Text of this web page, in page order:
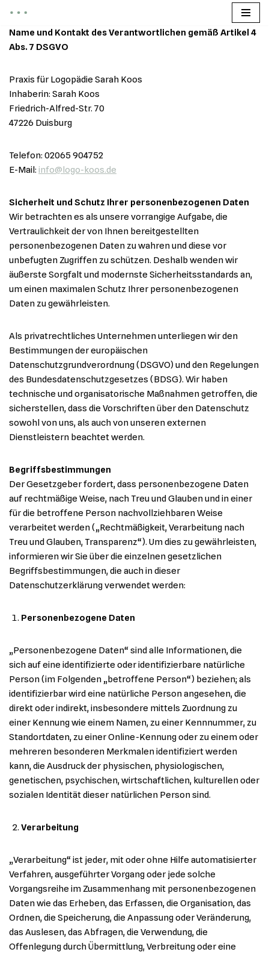
Zum
Inhalt
Name und Kontakt des Verantwortlichen gemäß Artikel 4
Abs. 7 DSGVO
Praxis für Logopädie Sarah Koos
Inhaberin: Sarah Koos
Friedrich-Alfred-Str. 70
47226 Duisburg
Telefon: 02065 904752
E-Mail: info@logo-koos.de
Sicherheit und Schutz Ihrer personenbezogenen Daten
Wir betrachten es als unsere vorrangige Aufgabe, die
Vertraulichkeit der von Ihnen bereitgestellten
personenbezogenen Daten zu wahren und diese vor
unbefugten Zugriffen zu schützen. Deshalb wenden wir
äußerste Sorgfalt und modernste Sicherheitsstandards an,
um einen maximalen Schutz Ihrer personenbezogenen
Daten zu gewährleisten.
Als privatrechtliches Unternehmen unterliegen wir den
Bestimmungen der europäischen
Datenschutzgrundverordnung (DSGVO) und den Regelungen
des Bundesdatenschutzgesetzes (BDSG). Wir haben
technische und organisatorische Maßnahmen getroffen, die
sicherstellen, dass die Vorschriften über den Datenschutz
sowohl von uns, als auch von unseren externen
Dienstleistern beachtet werden.
Begriffsbestimmungen
Der Gesetzgeber fordert, dass personenbezogene Daten
auf rechtmäßige Weise, nach Treu und Glauben und in einer
für die betroffene Person nachvollziehbaren Weise
verarbeitet werden („Rechtmäßigkeit, Verarbeitung nach
Treu und Glauben, Transparenz“). Um dies zu gewährleisten,
informieren wir Sie über die einzelnen gesetzlichen
Begriffsbestimmungen, die auch in dieser
Datenschutzerklärung verwendet werden:
Personenbezogene Daten
„Personenbezogene Daten“ sind alle Informationen, die
sich auf eine identifizierte oder identifizierbare natürliche
Person (im Folgenden „betroffene Person“) beziehen; als
identifizierbar wird eine natürliche Person angesehen, die
direkt oder indirekt, insbesondere mittels Zuordnung zu
einer Kennung wie einem Namen, zu einer Kennnummer, zu
Standortdaten, zu einer Online-Kennung oder zu einem oder
mehreren besonderen Merkmalen identifiziert werden
kann, die Ausdruck der physischen, physiologischen,
genetischen, psychischen, wirtschaftlichen, kulturellen oder
sozialen Identität dieser natürlichen Person sind.
Verarbeitung
„Verarbeitung“ ist jeder, mit oder ohne Hilfe automatisierter
Verfahren, ausgeführter Vorgang oder jede solche
Vorgangsreihe im Zusammenhang mit personenbezogenen
Daten wie das Erheben, das Erfassen, die Organisation, das
Ordnen, die Speicherung, die Anpassung oder Veränderung,
das Auslesen, das Abfragen, die Verwendung, die
Offenlegung durch Übermittlung, Verbreitung oder eine